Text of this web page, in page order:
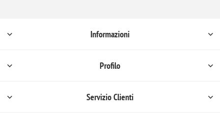
Informazioni
Profilo
Servizio Clienti